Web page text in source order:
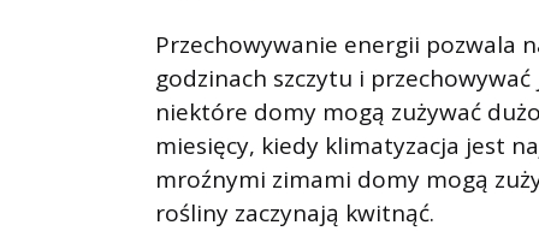
Przechowywanie energii pozwala
godzinach szczytu i
niektóre domy mogą zużywać
miesięcy, kiedy klimatyzacja jest
mroźnymi zimami domy mogą
rośliny zaczynają kwitnąć.